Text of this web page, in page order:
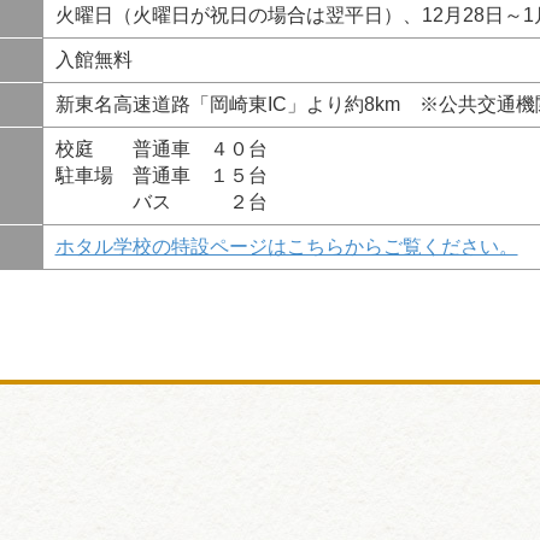
火曜日（火曜日が祝日の場合は翌平日）、12月28日～1
入館無料
新東名高速道路「岡崎東IC」より約8km ※公共交通機
校庭 普通車 ４０台
駐車場 普通車 １５台
バス ２台
ホタル学校の特設ページはこちらからご覧ください。